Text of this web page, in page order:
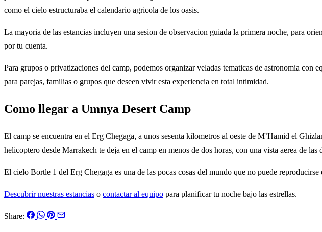
como el cielo estructuraba el calendario agricola de los oasis.
La mayoria de las estancias incluyen una sesion de observacion guiada la primera noche, para
por tu cuenta.
Para grupos o privatizaciones del camp, podemos organizar veladas tematicas de astronomia
para parejas, familias o grupos que deseen vivir esta experiencia en total intimidad.
Como llegar a Umnya Desert Camp
El camp se encuentra en el Erg Chegaga, a unos sesenta kilometros al oeste de M’Hamid el
helicoptero desde Marrakech te deja en el camp en menos de dos horas, con una vista aerea de las
El cielo Bortle 1 del Erg Chegaga es una de las pocas cosas del mundo que no puede
Descubrir nuestras estancias o contactar al equipo para planificar tu noche bajo las estrellas.
Share: